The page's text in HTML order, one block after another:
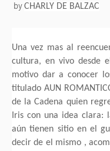
byCHARLY DE BALZAC
Una vez mas al
cultura, en vivo desde
motivo dar a conocer
titulado AUN
de la Cadena quien
Iris con una idea clara:
aún tienen sitio en el
decir de el mismo ,